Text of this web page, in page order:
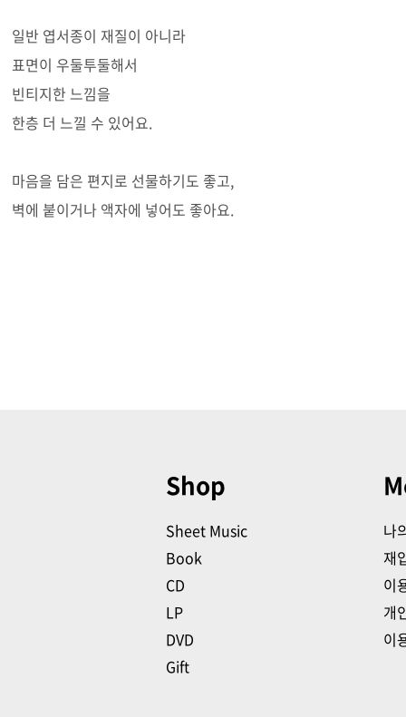
일반 엽서종이 재질이 아니라
표면이 우둘투둘해서
빈티지한 느낌을
한층 더 느낄 수 있어요.
​마음을 담은 편지로 선물하기도 좋고,
벽에 붙이거나 액자에 넣어도 좋아요.
Shop
Sheet Music
Book
CD
LP
DVD
Gift
나
재
이
개
이